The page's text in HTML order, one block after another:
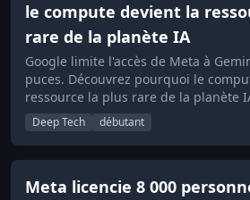
le compute devient la
rare de la planète IA
Google limite l'accès de Meta à
puces. Découvrez pourquoi le
ressource la plus rare de la planète
Deep Tech débutant
Meta licencie 8 000